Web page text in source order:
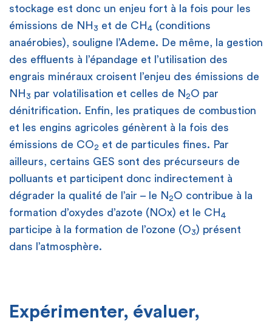
stockage est donc un enjeu fort à la fois pour les
émissions de NH 3 et de CH 4 (conditions
anaérobies), souligne l’Ademe. De même, la gestion
des effluents à l’épandage et l’utilisation des
engrais minéraux croisent l’enjeu des émissions de
NH 3 par volatilisation et celles de N 2O par
dénitrification. Enfin, les pratiques de combustion
et les engins agricoles génèrent à la fois des
émissions de CO2 et de particules fines. Par
ailleurs, certains GES sont des précurseurs de
polluants et participent donc indirectement à
dégrader la qualité de l’air – le N 2O contribue à la
formation d’oxydes d’azote (NOx) et le CH 4
participe à la formation de l’ozone (O3) présent
dans l’atmosphère.
Expérimenter, évaluer,